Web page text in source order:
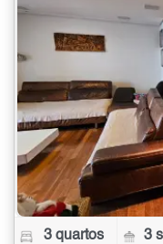
3 quartos 3